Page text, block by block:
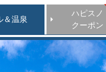
＆温泉
ハピスノ
クーポン